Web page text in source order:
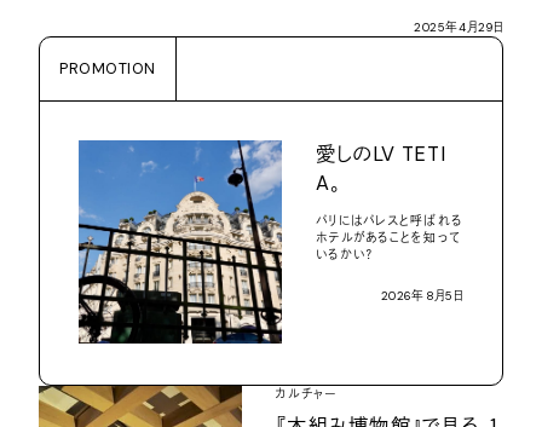
2025年4月29日
PROMOTION
愛しのLV TETI
A。
パリにはパレスと呼ばれる
ホテルがあることを知って
いるかい？
2026年 8月5 日
カルチャー